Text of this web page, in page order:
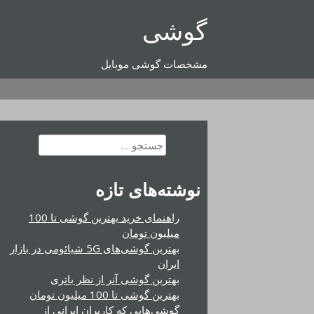
گوشی
مشخصات گوشی موبایل
جستجو
برای:
نوشته‌های تازه
راهنمای خرید بهترین گوشی تا 100
میلیون تومان
بهترین گوشی‌های 5G شیائومی در بازار
ایران
بهترین گوشی آنر از نظر باتری
بهترین گوشی تا 100 میلیون تومان
گوشی‌هایی که کاربران ایرانی از